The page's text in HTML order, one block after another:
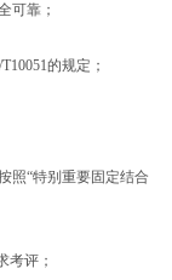
可靠；
的规定；
“特别重要固定结合
评；